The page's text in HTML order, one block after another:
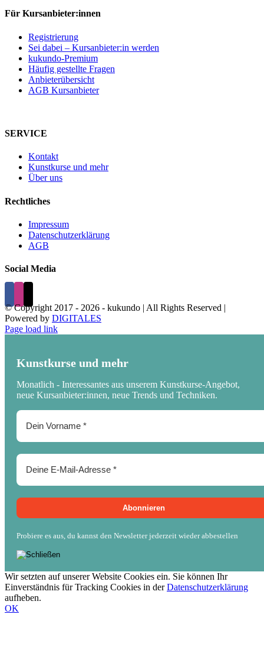
Für Kursanbieter:innen
Registrierung
Sei dabei – Kursanbieter:in werden
kukundo-Premium
Häufig gestellte Fragen
Anbieterübersicht
AGB Kursanbieter
SERVICE
Kontakt
Kunstkurse und mehr
Über uns
Rechtliches
Impressum
Datenschutzerklärung
AGB
Social Media
© Copyright 2017 - 2026 - kukundo | All Rights Reserved |
Powered by DIGITALES
Page load link
Kunstkurse und mehr
Monatlich - Interessantes aus unserem Kunstkurse-Angebot,
neue Kursanbieter:innen, neue Trends und Techniken.
Probiere es aus, du kannst den Newsletter jederzeit wieder abbestellen
Wir setzten auf unserer Website Cookies ein. Sie können Ihr
Einverständnis für Tracking Cookies in derDatenschutzerklärung
aufheben.
OK